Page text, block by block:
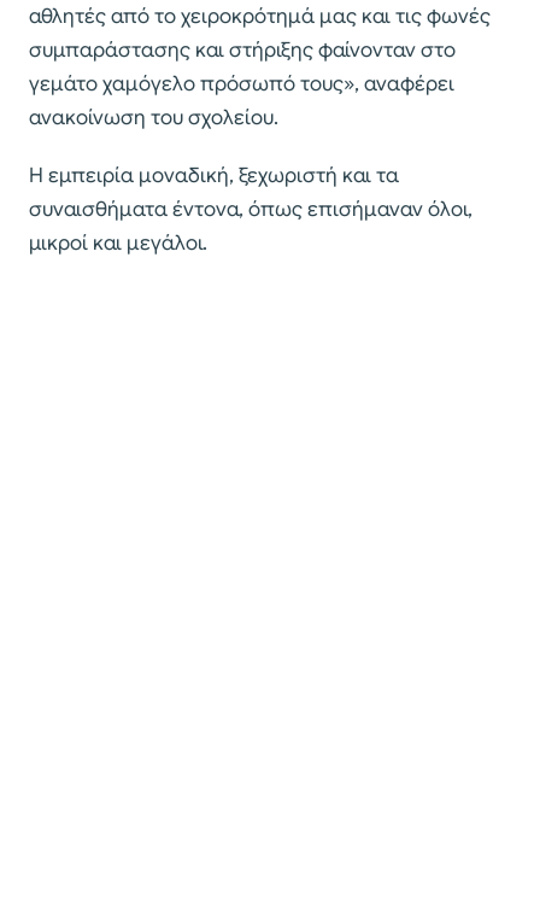
αθλητές από το χειροκρότημά μας και τις φωνές
συμπαράστασης και στήριξης φαίνονταν στο
γεμάτο χαμόγελο πρόσωπό τους», αναφέρει
ανακοίνωση του σχολείου.
Η εμπειρία μοναδική, ξεχωριστή και τα
συναισθήματα έντονα, όπως επισήμαναν όλοι,
μικροί και μεγάλοι.